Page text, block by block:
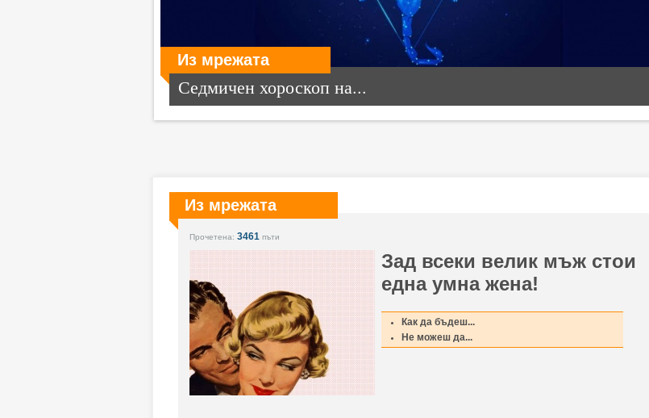
Из мрежата
Седмичен хороскоп на...
Из мрежата
Прочетена: 3461 пъти
Зад всеки велик мъж стои
една умна жена!
Как да бъдеш...
Не можеш да...